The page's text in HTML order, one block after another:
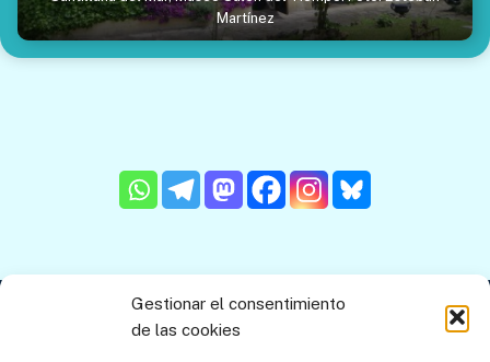
Gestionar el consentimiento
de las cookies
Martínez
Aviso legal